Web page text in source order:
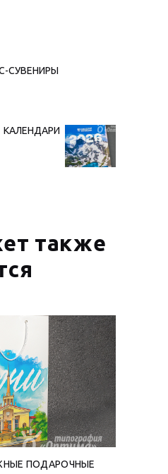
СУВЕНИРЫ
Next
post:
КАЛЕНДАРИ
также
ПОДАРОЧНЫЕ